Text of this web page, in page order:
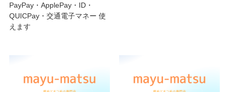
PayPay・ApplePay・ID・
QUICPay・交通電子マネー 使
えます